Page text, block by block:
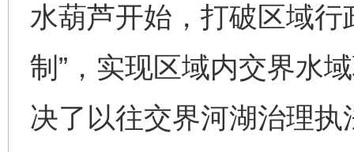
水葫芦开始，打破区域行
制”，实现区域内交界水
决了以往交界河湖治理